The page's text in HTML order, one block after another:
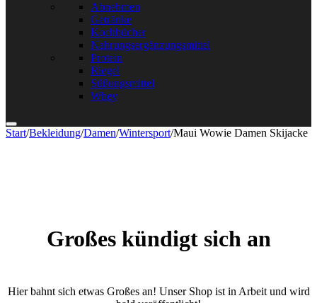
Abnehmen
Getränke
Kochbücher
Nahrungsergänzungsmittel
Protein
Riegel
Süßungsmittel
Whey
Start/Bekleidung/Damen/Wintersport/Maui Wowie Damen Skijacke
Großes kündigt sich an
Hier bahnt sich etwas Großes an! Unser Shop ist in Arbeit und wird